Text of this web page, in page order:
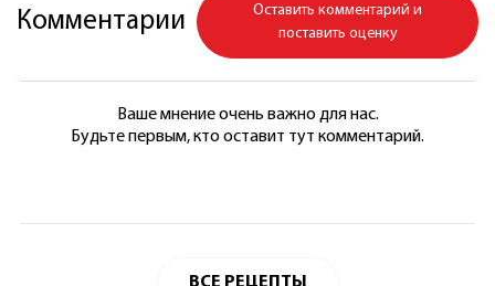
Комментарии
Оставить комментарий и
поставить оценку
Ваше мнение очень важно для нас.
Будьте первым, кто оставит тут комментарий.
ВСЕ РЕЦЕПТЫ